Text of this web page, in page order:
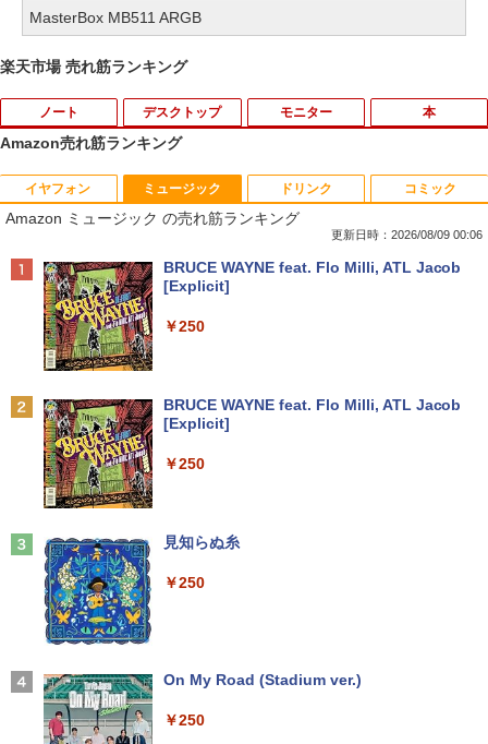
MasterBox MB511 ARGB
楽天市場 売れ筋ランキング
ノート デスクトップ モニター 本
1
薬局ですぐに役立つ薬の比較と使い分け1
00 改訂版 [ 児島 悠史 ]
￥4,400
￥4,400
（1） （ワイドKC） [ ナガノ ]
￥1,100
Amazon売れ筋ランキング
イヤフォン
Anker Soundcore P42i (Bluetooth 6.1)【完
全ワイヤレスイヤホン/ウルトラノイズキャン
間再生 / コンパクト形状/持ち運びに便利 / IP5
￥9,990
Anker Soundcore P31i ピンク
ミュージック
Amazon ミュージック の売れ筋ランキング
更新日時：2026/08/09 00:06
BRUCE WAYNE feat. Flo Milli, ATL Jacob
[Explicit]
￥250
BRUCE WAYNE feat. Flo Milli, ATL Jacob
[Explicit]
￥250
見知らぬ糸
￥250
On My Road (Stadium ver.)
￥250
ドリンク コミック